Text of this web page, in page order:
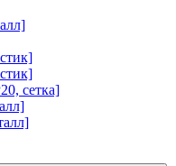
сетка]